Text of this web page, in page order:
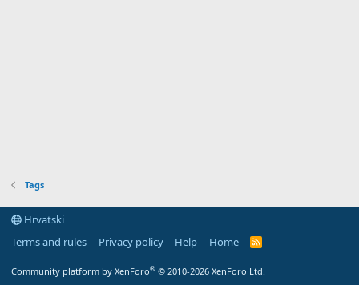
Tags
Hrvatski
Terms and rules
Privacy policy Help Home
R
Community platform by XenForo® © 2010-2026 XenForo Ltd.